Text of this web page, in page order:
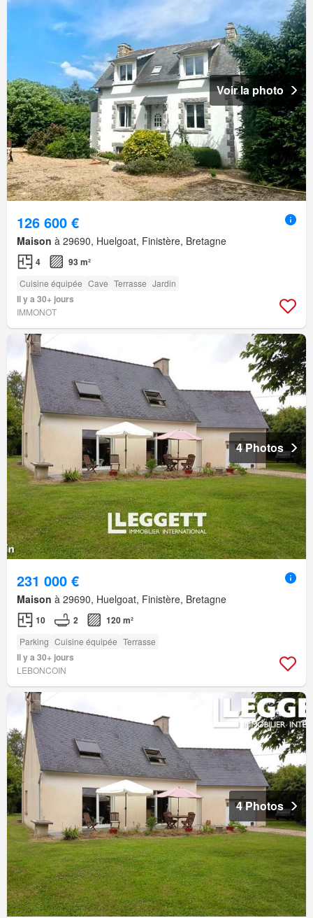
Voir la photo
126 600 €
Maison à 29690, Huelgoat, Finistère, Bretagne
4 93 m²
Cuisine équipée Cave Terrasse Jardin
Il y a 30+ jours
IMMONOT
4 Photos
231 000 €
Maison à 29690, Huelgoat, Finistère, Bretagne
10 2 120 m²
Parking Cuisine équipée Terrasse
Il y a 30+ jours
LEBONCOIN
4 Photos